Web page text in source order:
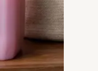
$1,127.00